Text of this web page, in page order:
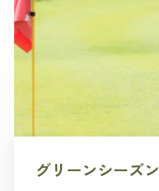
グリーンシーズン